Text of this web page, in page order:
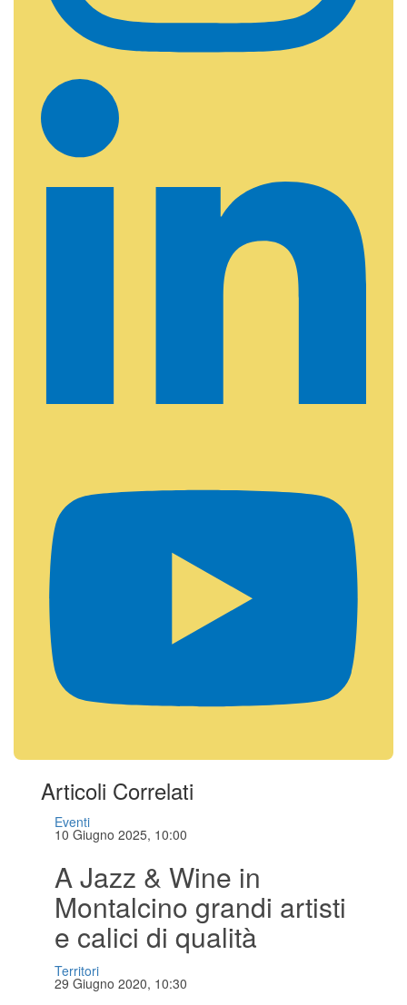
Articoli Correlati
Eventi
10 Giugno 2025, 10:00
A Jazz & Wine in
Montalcino grandi artisti
e calici di qualità
Territori
29 Giugno 2020, 10:30